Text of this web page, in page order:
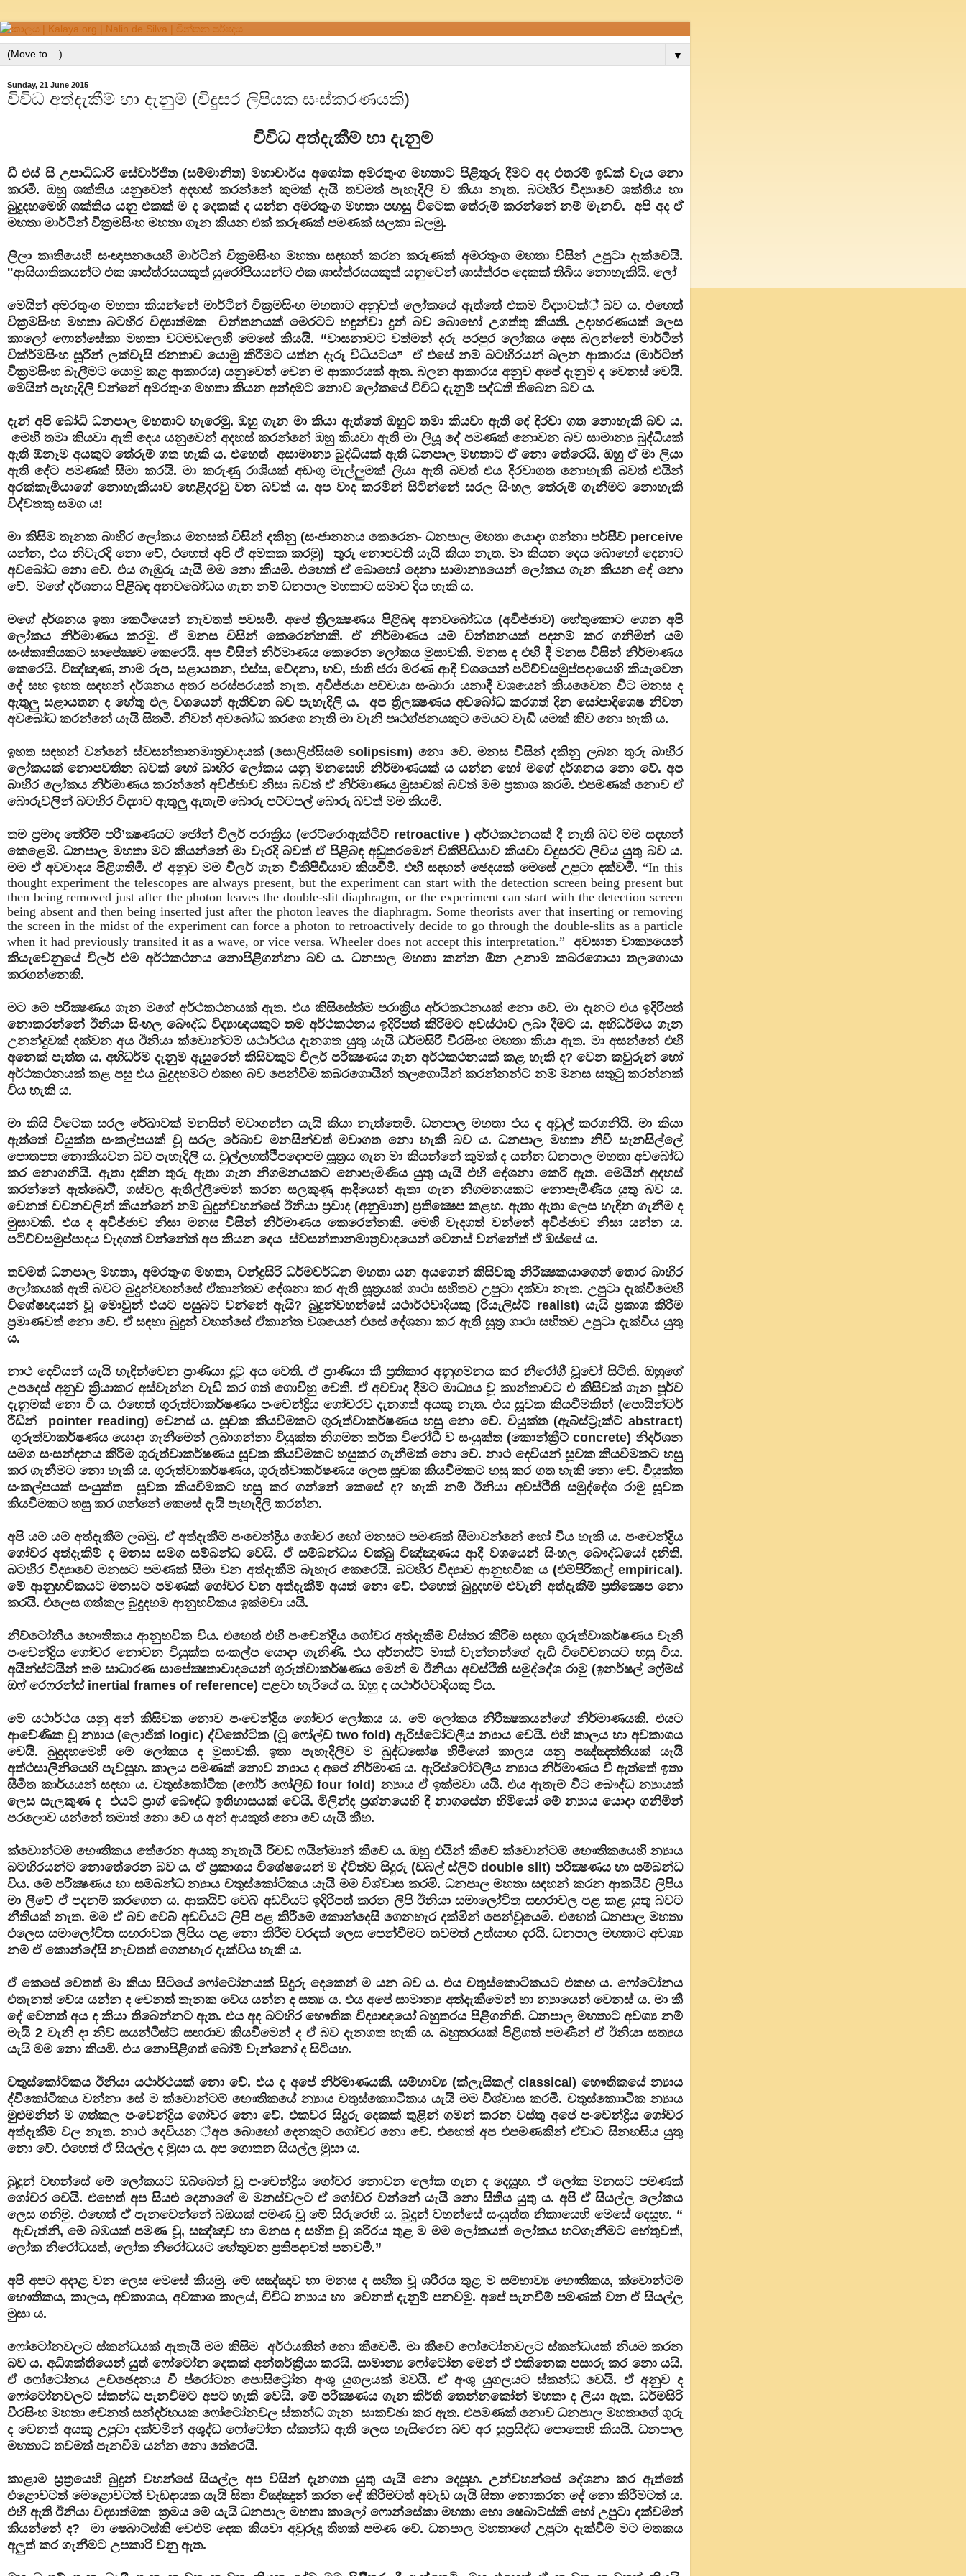
▼
Sunday, 21 June 2015
විවිධ අත්දැකීම් හා දැනුම් (විදුසර ලිපියක සංස්කරණයකි)
විවිධ අත්දැකීම් හා දැනුම්
ඩී එස් සි උපාධිධාරි සේවාර්ජිත (සම්මානිත) මහාචාර්ය අශෝක අමරතුංග මහතාට පිළිතුරු දීමට අද එතරම් ඉඩක් වැය නො
කරමි. ඔහු ශක්තිය යනුවෙන් අදහස් කරන්නේ කුමක් දැයි තවමත් පැහැදිලි ව කියා නැත. බටහිර විද්‍යාවේ ශක්තිය හා
බුදුදහමෙහි ශක්තිය යනු එකක් ම ද දෙකක් ද යන්න අමරතුංග මහතා පහසු විටෙක තේරුම් කරන්නේ නම් මැනවි. අපි අද ඒ්
මහතා මාර්ටින් වික්‍රමසිංහ මහතා ගැන කියන එක් කරුණක් පමණක් සලකා බලමු.
ලීලා කෘතියෙහි සංඥාපනයෙහි මාර්ටින් වික්‍රමසිංහ මහතා සඳහන් කරන කරුණක් අමරතුංග මහතා විසින් උපුටා දැක්වෙයි.
''ආසියාතිකයන්ට එක ශාස්‌ත්රසයකුත් යුරෝපීයයන්ට එක ශාස්‌ත්රසයකුත් යනුවෙන් ශාස්‌ත්රප දෙකක්‌ තිබිය නොහැකියි. ලෝ
මෙයින් අමරතුංග මහතා කියන්නේ මාර්ටින් වික්‍රමසිංහ මහතාට අනුවත් ලෝකයේ ඇත්තේ එකම විද්‍යාවක්් බව ය. එහෙත්
වික්‍රමසිංහ මහතා බටහිර විද්‍යාත්මක චින්තනයක් මෙරටට හඳුන්වා දුන් බව බොහෝ උගත්තු කියති. උදාහරණයක් ලෙස
කාලෝ ෆොන්සේකා මහතා වටමඬලෙහි මෙසේ කියයි. “වාසනාවට වත්මන් දරු පරපුර ලෝකය දෙස බලන්නේ මාර්ටින්
වික්ර්මසිංහ සූරීන් ලක්‌වැසි ජනතාව යොමු කිරීමට යත්න දැරූ විධියටය” ඒ එසේ නම් බටහිරයන් බලන ආකාරය (මාර්ටින්
වික්‍රමසිංහ බැලීමට යොමු කළ ආකාරය) යනුවෙන් වෙන ම ආකාරයක් ඇත. බලන ආකාරය අනුව අපේ දැනුම ද වෙනස් වෙයි.
මෙයින් පැහැදිලි වන්නේ අමරතුංග මහතා කියන අන්දමට නොව ලෝකයේ විවිධ දැනුම් පද්ධති තිබෙන බව ය.
දැන් අපි බෝධි ධනපාල මහතාට හැරෙමු. ඔහු ගැන මා කියා ඇත්තේ ඔහුට තමා කියවා ඇති දේ දිරවා ගත නොහැකි බව ය.
මෙහි තමා කියවා ඇති දෙය යනුවෙන් අදහස් කරන්නේ ඔහු කියවා ඇති මා ලියූ දේ පමණක් නොවන බව සාමාන්‍ය බුද්ධියක්
ඇති ඕනෑම අයකුට තේරුම් ගත හැකි ය. එහෙත් අසාමාන්‍ය බුද්ධියක් ඇති ධනපාල මහතාට ඒ නො තේරෙයි. ඔහු ඒ මා ලියා
ඇති දේට පමණක් සීමා කරයි. මා කරුණු රාශියක් අඩංගු මැල්ලුමක් ලියා ඇති බවත් එය දිරවාගත නොහැකි බවත් එයින්
අරක්කැමියාගේ නොහැකියාව හෙළිදරවු වන බවත් ය. අප වාද කරමින් සිටින්නේ සරල සිංහල තේරුම් ගැනීමට නොහැකි
විද්වතකු සමග ය!
මා කිසිම තැනක බාහිර ලෝකය මනසක් විසින් දකිනු (සංජානනය කෙරෙන- ධනපාල මහතා යොදා ගන්නා පර්සීව් perceive
යන්න, එය නිවැරදි නො වේ, එහෙත් අපි ඒ අමතක කරමු) තුරු නොපවතී යැයි කියා නැත. මා කියන දෙය බොහෝ දෙනාට
අවබෝධ නො වේ. එය ගැඹුරු යැයි මම නො කියමි. එහෙත් ඒ බොහෝ දෙනා සාමාන්‍යයෙන් ලෝකය ගැන කියන දේ නො
වේ. මගේ දර්ශනය පිළිබඳ අනවබෝධය ගැන නම් ධනපාල මහතාට සමාව දිය හැකි ය.
මගේ දර්ශනය ඉතා කෙටියෙන් නැවතත් පවසමි. අපේ ත්‍රිලක්‍ෂණය පිළිබඳ අනවබෝධය (අවිජ්ජාව) හේතුකොට ගෙන අපි
ලෝකය නිර්මාණය කරමු. ඒ මනස විසින් කෙරෙන්නකි. ඒ නිර්මාණය යම් චින්තනයක් පදනම් කර ගනිමින් යම්
සංස්කෘතියකට සාපේක්‍ෂව කෙරෙයි. අප විසින් නිර්මාණය කෙරෙන ලෝකය මුසාවකි. මනස ද එහි දී මනස විසින් නිර්මාණය
කෙරෙයි. විඤ්ඤාණ, නාම රුප, සළායතන, ඵස්ස, වේදනා, භව, ජාති ජරා මරණ ආදී වශයෙන් පටිච්චසමුප්පදායෙහි කියැවෙන
දේ සහ ඉහත සඳහන් දර්ශනය අතර පරස්පරයක් නැත. අවිජ්ජයා පච්චයා සංඛාරා යනාදී වශයෙන් කියවෛන විට මනස ද
ඇතුලු සළායතන ද හේතු ඵල වශයෙන් ඇතිවන බව පැහැදිලි ය. අප ත්‍රිලක්‍ෂණය අවබෝධ කරගත් දින සෝපාදිශෙෂ නිවන
අවබෝධ කරන්නේ යැයි සිතමි. නිවන් අවබෝධ කරගෙ නැති මා වැනි පෘථග්ජනයකුට මෙයට වැඩි යමක් කිව නො හැකි ය.
ඉහත සඳහන් වන්නේ ස්වසන්තානමාත්‍රවාදයක් (සොලිප්සිසම් solipsism) නො වේ. මනස විසින් දකිනු ලබන තුරු බාහිර
ලෝකයක් නොපවතින බවක් හෝ බාහිර ලෝකය යනු මනසෙහි නිර්මාණයක් ය යන්න හෝ මගේ දර්ශනය නො වේ. අප
බාහිර ලෝකය නිර්මාණය කරන්නේ අවිජ්ජාව නිසා බවත් ඒ නිර්මාණය මුසාවක් බවත් මම ප්‍රකාශ කරමි. එපමණක් නොව ඒ
බොරුවලින් බටහිර විද්‍යාව ඇතුලු ඇතැම් බොරු පට්ටපල් බොරු බවත් මම කියමි.
තම ප්‍රමාද තේරීම් පරී’ක්‍ෂණයට ජෝන් වීලර් පරාක්‍රිය (රෙට්රොඇක්ටිව් retroactive ) අර්ථකථනයක් දී නැති බව මම සඳහන්
කෙළෙමි. ධනපාල මහතා මට කියන්නේ මා වැරදි බවත් ඒ පිළිබඳ අඩුතරමෙන් විකිපීඩියාව කියවා විදුසරට ලිවිය යුතු බව ය.
මම ඒ අවවාදය පිළිගතිමි. ඒ අනුව මම වීලර් ගැන විකිපීඩියාව කියවීමි. එහි සඳහන් ඡෙදයක් මෙසේ උපුටා දක්වමි. “In this
thought experiment the telescopes are always present, but the experiment can start with the detection screen being present but
then being removed just after the photon leaves the double-slit diaphragm, or the experiment can start with the detection screen
being absent and then being inserted just after the photon leaves the diaphragm. Some theorists aver that inserting or removing
the screen in the midst of the experiment can force a photon to retroactively decide to go through the double-slits as a particle
when it had previously transited it as a wave, or vice versa. Wheeler does not accept this interpretation.”
අවසාන වාක්‍යයෙන්
කියැවෙනුයේ වීලර් එම අර්ථකථනය නොපිළිගන්නා බව ය. ධනපාල මහතා කන්න ඕන උනාම කබරගොයා තලගොයා
කරගන්නෙකි.
මට මේ පරික්‍ෂණය ගැන මගේ අර්ථකථනයක් ඇත. එය කිසිසේත්ම පරාක්‍රිය අර්ථකථනයක් නො වේ. මා දැනට එය ඉදිරිපත්
නොකරන්නේ ඊනියා සිංහල බෞද්ධ විද්‍යාඥයකුට තම අර්ථකථනය ඉදිරිපත් කිරීමට අවස්ථාව ලබා දීමට ය. අභිධර්මය ගැන
උනන්දුවක් දක්වන අය ඊනියා ක්වොන්ටම් යථාර්ථය දැනගත යුතු යැයි ධර්මසිරි වීරසිංහ මහතා කියා ඇත. මා අසන්නේ එහි
අනෙක් පැත්ත ය. අභිධර්ම දැනුම ඇසුරෙන් කිසිවකුට වීලර් පරීක්‍ෂණය ගැන අර්ථකථනයක් කළ හැකි ද? වෙන කවුරුන් හෝ
අර්ථකථනයක් කළ පසු එය බුදුදහමට එකඟ බව පෙන්වීම කබරගොයින් තලගොයින් කරන්නන්ට නම් මනස සතුටු කරන්නක්
විය හැකි ය.
මා කිසි විටෙක සරල රේඛාවක් මනසින් මවාගන්න යැයි කියා නැත්තෙමි. ධනපාල මහතා එය ද අවුල් කරගනියි. මා කියා
ඇත්තේ වියුක්ත සංකල්පයක් වූ සරල රේඛාව මනසින්වත් මවාගත නො හැකි බව ය. ධනපාල මහතා නිවී සැනසිල්ලේ
පොතපත නොකියවන බව පැහැදිලි ය. චුල්ලහත්ථිපදොපම සූත්‍රය ගැන මා කියන්නේ කුමක් ද යන්න ධනපාල මහතා අවබෝධ
කර නොගනියි. ඇතා දකින තුරු ඇතා ගැන නිගමනයකට නොපැමිණිය යුතු යැයි එහි දේශනා කෙරී ඇත. මෙයින් අදහස්
කරන්නේ ඇත්බෙටි්, ගස්වල ඇතිල්ලීමෙන් කරන සලකුණු ආදියෙන් ඇතා ගැන නිගමනයකට නොපැමිණිය යුතු බව ය.
වෙනත් වචනවලින් කියන්නේ නම් බුදුන්වහන්සේ ඊනියා ප්‍රවාද (අනුමාන) ප්‍රතික්‍ෂෙප කළහ. ඇතා ඇතා ලෙස හැඳින ගැනීම ද
මුසාවකි. එය ද අවිජ්ජාව නිසා මනස විසින් නිර්මාණය කෙරෙන්නකි. මෙහි වැදගත් වන්නේ අවිජ්ජාව නිසා යන්න ය.
පටිච්චසමුප්පාදය වැදගත් වන්නේත් අප කියන දෙය ස්වසන්තානමාත්‍රවාදයෙන් වෙනස් වන්නේත් ඒ ඔස්සේ ය.
තවමත් ධනපාල මහතා, අමරතුංග මහතා, චන්ද්‍රසිරි ධර්මවර්ධන මහතා යන අයගෙන් කිසිවකු නිරීක්‍ෂකයාගෙන් තොර බාහිර
ලෝකයක් ඇති බවට බුදුන්වහන්සේ ඒකාන්තව දේශනා කර ඇති සූත්‍රයක් ගාථා සහිතව උපුටා දක්වා නැත. උපුටා දැක්වීමෙහි
විශේෂඥයන් වූ මොවුන් එයට පසුබට වන්නේ ඇයි? බුදුන්වහන්සේ යථාර්ථවාදියකු (රියැලිස්ට් realist) යැයි ප්‍රකාශ කිරීම
ප්‍රමාණවත් නො වේ. ඒ සඳහා බුදුන් වහන්සේ ඒකාන්ත වශයෙන් එසේ දේශනා කර ඇති සූත්‍ර ගාථා සහිතව උපුටා දැක්විය යුතු
ය.
නාථ දෙවියන් යැයි හැඳින්වෙන ප්‍රාණියා දුටු අය වෙති. ඒ ප්‍රාණියා කී ප්‍රතිකාර අනුගමනය කර නීරෝගී වූවෝ සිටිති. ඔහුගේ
උපදෙස් අනුව ක්‍රියාකර අස්වැන්න වැඩි කර ගත් ගොවීහු වෙති. ඒ අවවාද දීමට මාධ්‍යය වූ කාන්තාවට එ කිසිවක් ගැන පූර්ව
දැනුමක් නො වී ය. එහෙත් ගුරුත්වාකර්ෂණය පංචෙන්ද්‍රිය ගෝචරව දැනගත් අයකු නැත. එය සූචක කියවීමකින් (පොයින්ටර්
රීඩින් pointer reading) වෙනස් ය. සූචක කියවීමකට ගුරුත්වාකර්ෂණය හසු නො වේ. වියුක්ත (ඇබ්ස්ට්‍රැක්ට් abstract)
ගුරුත්වාකර්ෂණය යොදා ගැනීමෙන් ලබාගන්නා වියුක්ත නිගමන තර්ක විරෝධී ව සංයුක්ත (කොන්ක්‍රීට් concrete) නිදර්ශන
සමග සංසන්දනය කිරීම ගුරුත්වාකර්ෂණය සූචක කියවීමකට හසුකර ගැනීමක් නො වේ. නාථ දෙවියන් සූචක කියවීමකට හසු
කර ගැනීමට නො හැකි ය. ගුරුත්වාකර්ෂණය, ගුරුත්වාකර්ෂණය ලෙස සූචක කියවීමකට හසු කර ගත හැකි නො වේ. වියුක්ත
සංකල්පයක් සංයුක්ත සූචක කියවීමකට හසු කර ගන්නේ කෙසේ ද? හැකි නම් ඊනියා අවස්ථිති සමුද්දේශ රාමු සූචක
කියවීමකට හසු කර ගන්නේ කෙසේ දැයි පැහැදිලි කරන්න.
අපි යම් යම් අත්දැකීම් ලබමු. ඒ අත්දැකීම් පංචෙන්ද්‍රිය ගෝචර හෝ මනසට පමණක් සීමාවන්නේ හෝ විය හැකි ය. පංචෙන්ද්‍රිය
ගෝචර අත්දැකිම් ද මනස සමග සම්බන්ධ වෙයි. ඒ සම්බන්ධය චක්ඛු විඤ්ඤාණය ආදී වශයෙන් සිංහල බෞද්ධයෝ දනිති.
බටහිර විද්‍යාවේ මනසට පමණක් සීමා වන අත්දැකීම් බැහැර කෙරෙයි. බටහිර විද්‍යාව ආනුභවික ය (එම්පිරිකල් empirical).
මේ ආනුභවිකයට මනසට පමණක් ගෝචර වන අත්දැකීම් අයත් නො වේ. එහෙත් බුදුදහම එවැනි අත්දැකීම් ප්‍රතික්‍ෂෙප නො
කරයි. එලෙස ගත්කල බුදුදහම ආනුභවිකය ඉක්මවා යයි.
නිව්ටෝනීය භෞතිකය ආනුභවික විය. එහෙත් එහි පංචෙන්ද්‍රිය ගෝචර අත්දැකීම් විස්තර කිරීම සඳහා ගුරුත්වාකර්ෂණය වැනි
පංචෙන්ද්‍රිය ගෝචර නොවන වියුක්ත සංකල්ප යොදා ගැනිණි. එය අර්නස්ට් මාක් වැන්නන්ගේ දැඩි විවේචනයට හසු විය.
අයින්ස්ටයින් තම සාධාරණ සාපේක්‍ෂතාවාදයෙන් ගුරුත්වාකර්ෂණය මෙන් ම ඊනියා අවස්ථිති සමුද්දේශ රාමු (ඉනර්ෂල් ෆ්‍රේම්ස්
ඔෆ් රෙෆරන්ස් inertial frames of reference) පළවා හැරියේ ය. ඔහු ද යථාර්ථවාදියකු විය.
මේ යථාර්ථය යනු අන් කිසිවක නොව පංචෙන්ද්‍රිය ගෝචර ලෝකය ය. මේ ලෝකය නිරීක්‍ෂකයන්ගේ නිර්මාණයකි. එයට
ආවේණික වූ න්‍යාය (ලොජික් logic) ද්විකෝටික (ටූ ෆෝල්ඩ් two fold) ඇරිස්ටෝටලීය න්‍යාය වෙයි. එහි කාලය හා අවකාශය
වෙයි. බුදුදහමෙහි මේ ලෝකය ද මුසාවකි. ඉතා පැහැදිලිව ම බුද්ධඝෝෂ හිමියෝ කාලය යනු පඤ්ඤත්තියක් යැයි
අත්ථසාලිනියෙහි පැවසූහ. කාලය පමණක් නොව න්‍යාය ද අපේ නිර්මාණ ය. ඇරිස්ටෝටලීය න්‍යාය නිර්මාණය වී ඇත්තේ ඉතා
සීමිත කාර්යයන් සඳහා ය. චතුස්කෝටික (ෆෝර් ෆෝලිඩ් four fold) න්‍යාය ඒ ඉක්මවා යයි. එය ඇතැම් විට බෞද්ධ න්‍යායක්
ලෙස සැලකුණ ද එයට ප්‍රාග් බෞද්ධ ඉතිහාසයක් වෙයි. මිලින්ද ප්‍රශ්නයෙහි දී නාගසේන හිමියෝ මේ න්‍යාය යොදා ගනිමින්
පරලොව යන්නේ තමාත් නො වේ ය අන් අයකුත් නො වේ යැයි කීහ.
ක්වොන්ටම් භෞතිකය තේරෙන අයකු නැතැයි රිචඩ් ෆයින්මාන් කීවේ ය. ඔහු එයින් කීවේ ක්වොන්ටම් භෞතිකයෙහි න්‍යාය
බටහිරයන්ට නොතේරෙන බව ය. ඒ ප්‍රකාශය විශේෂයෙන් ම ද්විත්ව සිදුරු (ඩබල් ස්ලිට් double slit) පරීක්‍ෂණය හා සම්බන්ධ
විය. මේ පරීක්‍ෂණය හා සම්බන්ධ න්‍යාය චතුස්කෝටිකය යැයි මම විශ්වාස කරමි. ධනපාල මහතා සඳහන් කරන ආකයිව් ලිපිය
මා ලීවේ ඒ පදනම් කරගෙන ය. ආකයිව් වෙබ් අඩවියට ඉදිරිපත් කරන ලිපි ඊනියා සමාලෝචිත සඟරාවල පළ කළ යුතු බවට
නීතියක් නැත. මම ඒ බව වෙබ් අඩවියට ලිපි පළ කිරීමේ කොන්දෙසි ගෙනහැර දක්මින් පෙන්වූයෙමි. එහෙත් ධනපාල මහතා
එලෙස සමාලෝචිත සඟරාවක ලිපිය පළ නො කිරීම වරදක් ලෙස පෙන්වීමට තවමත් උත්සාහ දරයි. ධනපාල මහතාට අවශ්‍ය
නම් ඒ කොන්දේසි නැවතත් ගෙනහැර දැක්විය හැකි ය.
ඒ කෙසේ වෙතත් මා කියා සිටියේ ෆෝටෝනයක් සිදුරු දෙකෙන් ම යන බව ය. එය චතුස්කොටිකයට එකඟ ය. ෆෝටෝනය
එතැනත් වේය යන්න ද වෙනත් තැනක වේය යන්න ද සත්‍ය ය. එය අපේ සාමාන්‍ය අත්දැකීමෙන් හා න්‍යායෙන් වෙනස් ය. මා කී
දේ වෙනත් අය ද කියා තිබෙන්නට ඇත. එය අද බටහිර භෞතික විද්‍යාඥයෝ බහුතරය පිළිගනිති. ධනපාල මහතාට අවශ්‍ය නම්
මැයි 2 වැනි දා නිව් සයන්ටිස්ට් සඟරාව කියවීමෙන් ද ඒ බව දැනගත හැකි ය. බහුතරයක් පිළිගත් පමණින් ඒ ඊනියා සත්‍යය
යැයි මම නො කියමි. එය නොපිළිගත් බෝම් වැන්නෝ ද සිටියහ.
චතුස්කෝටිකය ඊනියා යථාර්ථයක් නො වේ. එය ද අපේ නිර්මාණයකි. සම්භාව්‍ය (ක්ලැසිකල් classical) භෞතිකයේ න්‍යාය
ද්විකෝටිකය වන්නා සේ ම ක්වොන්ටම් භෞතිකයේ න්‍යාය චතුස්කොාටිකය යැයි මම විශ්වාස කරමි. චතුස්කොාටික න්‍යාය
මුළුමනින් ම ගත්කල පංචෙන්ද්‍රිය ගෝචර නො වේ. එකවර සිදුරු දෙකක් තුළින් ගමන් කරන වස්තු අපේ පංචෙන්ද්‍රිය ගෝචර
අත්දැකීම් වල නැත. නාථ දෙවියන ්අප බොහෝ දෙනකුට ගෝචර නො වේ. එහෙත් අප එපමණකින් ඒවාට සිනහසිය යුතු
නො වේ. එහෙත් ඒ සියල්ල ද මුසා ය. අප ගොතන සියල්ල මුසා ය.
බුදුන් වහන්සේ මේ ලෝකයට ඔබ්බෙන් වූ පංචෙන්ද්‍රිය ගෝචර නොවන ලෝක ගැන ද දෙසූහ. ඒ ලෝක මනසට පමණක්
ගෝචර වෙයි. එහෙත් අප සියළු දෙනාගේ ම මනස්වලට ඒ ගෝචර වන්නේ යැයි නො සිතිය යුතු ය. අපි ඒ සියල්ල ලෝකය
ලෙස ගනිමු. එහෙත් ඒ පැනවෙන්නේ බඹයක් පමණ වූ මේ සිරුරෙහි ය. බුදුන් වහන්සේ සංයුත්ත නිකායෙහි මෙසේ දෙසූහ. “
ඇවැත්නි, මේ බඹයක් පමණ වූ, සඤ්ඤාව හා මනස ද සහිත වූ ශරීරය තුළ ම මම ලෝකයත් ලෝකය හටගැනීමට හේතුවත්,
ලෝක නිරෝධයත්, ලෝක නිරෝධයට හේතුවන ප්‍රතිපදාවත් පනවමි.”
අපි අපට අදාළ වන ලෙස මෙසේ කියමු. මේ සඤ්ඤාව හා මනස ද සහිත වූ ශරීරය තුළ ම සම්භාව්‍ය භෞතිකය, ක්වොන්ටම්
භෞතිකය, කාලය, අවකාශය, අවකාශ කාලය්, විවිධ න්‍යාය හා වෙනත් දැනුම් පනවමු. අපේ පැනවීම් පමණක් වන ඒ සියල්ල
මුසා ය.
ෆෝටෝනවලට ස්කන්ධයක් ඇතැයි මම කිසිම අර්ථයකින් නො කීවෙමි. මා කීවේ ෆෝටෝනවලට ස්කන්ධයක් නියම කරන
බව ය. අධිශක්තියෙන් යුත් ෆෝටෝන දෙකක් අන්තර්ක්‍රියා කරයි. සාමාන්‍ය ෆෝටෝන මෙන් ඒ එකිනෙක පසාරු කර නො යයි.
ඒ ෆෝටෝනය උච්ඡෙදනය වී ප්රෝටන පොසිට්‍රෝන අංශු යුගලයක් මවයි. ඒ අංශු යුගලයට ස්කන්ධ වෙයි. ඒ අනුව ද
ෆෝටෝනවලට ස්කන්ධ පැනවීමට අපට හැකි වෙයි. මේ පරීක්‍ෂණය ගැන කිර්ති තෙන්නකෝන් මහතා ද ලියා ඇත. ධර්මසිරි
වීරසිංහ මහතා වෙනත් සන්දර්භයක ෆෝටෝනවල ස්කන්ධ ගැන සාකච්ඡා කර ඇත. එපමණක් නොව ධනපාල මහතාගේ ගුරු
ද වෙනත් අයකු උපුටා දක්වමින් අශුද්ධ ෆෝටෝන ස්කන්ධ ඇති ලෙස හැසිරෙන බව අර සුප්‍රසිද්ධ පොතෙහි කියයි. ධනපාල
මහතාට තවමත් පැනවීම යන්න නො තේරෙයි.
කාළාම ස්‍රත්‍රයෙහි බුදුන් වහන්සේ සියල්ල අප විසින් දැනගත යුතු යැයි නො දෙසූහ. උන්වහන්සේ දේශනා කර ඇත්තේ
එළොවටත් මෙළොවටත් වැඩදායක යැයි සිතා විඤ්ඤූන් කරන දේ කිරීමටත් අවැඩ යැයි සිතා නොකරන දේ නො කිරීමටත් ය.
එහි ඇති ඊනියා විද්‍යාත්මක ක්‍රමය මේ යැයි ධනපාල මහතා කාලෝ ෆොන්සේකා මහතා හො ෂෙබාට්ස්කි හෝ උපුටා දක්වමින්
කියන්නේ ද? මා ෂෙබාට්ස්කි වෙළුම් දෙක කියවා අවුරුදු තිහක් පමණ වේ. ධනපාල මහතාගේ උපුටා දැක්වීම් මට මතකය
අලුත් කර ගැනීමට උපකාරි වනු ඇත.